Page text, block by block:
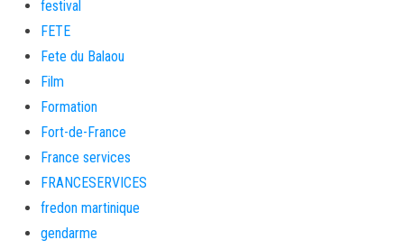
festival
FETE
Fete du Balaou
Film
Formation
Fort-de-France
France services
FRANCESERVICES
fredon martinique
gendarme